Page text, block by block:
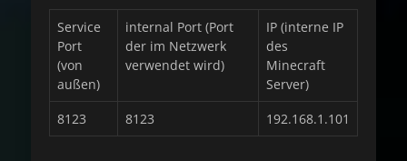
Service
Port
(von
außen)
internal Port (Port
der im Netzwerk
verwendet wird)
IP (interne IP
des
Minecraft
Server)
8123
8123 192.168.1.101